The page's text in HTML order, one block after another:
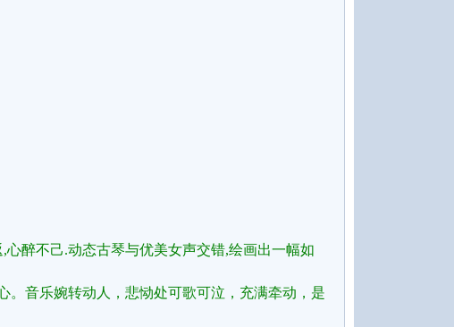
醉不己.动态古琴与优美女声交错,绘画出一幅如
。音乐婉转动人，悲恸处可歌可泣，充满牵动，是